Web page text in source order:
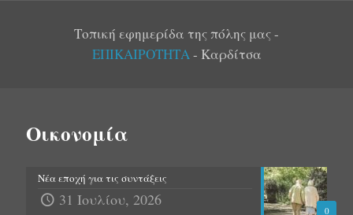
Τοπική εφημερίδα της πόλης μας -
ΕΠΙΚΑΙΡΟΤΗΤΑ- Καρδίτσα
Οικονομία
0
Νέα εποχή για τις συντάξεις
31 Ιουλίου, 2026